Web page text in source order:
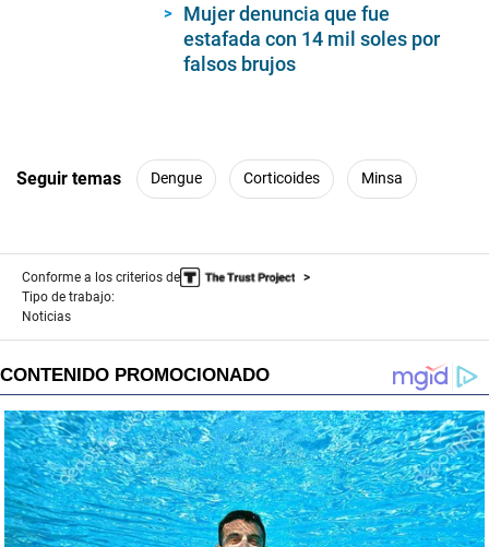
Mujer denuncia que fue
estafada con 14 mil soles por
falsos brujos
Seguir temas Dengue Corticoides Minsa
Conforme a los criterios de
Tipo de trabajo:
Noticias